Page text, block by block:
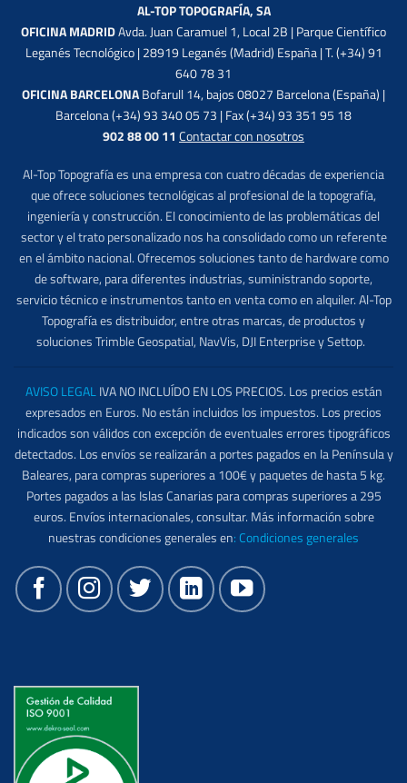
AL-TOP TOPOGRAFÍA, SA
OFICINA MADRIDAvda. Juan Caramuel 1, Local 2B | Parque Científico
Leganés Tecnológico | 28919 Leganés (Madrid) España | T. (+34) 91
640 78 31
OFICINA BARCELONABofarull 14, bajos 08027 Barcelona (España) |
Barcelona (+34) 93 340 05 73 | Fax (+34) 93 351 95 18
902 88 00 11 Contactar con nosotros
Al-Top Topografía es una empresa con cuatro décadas de experiencia
que ofrece soluciones tecnológicas al profesional de la topografía,
ingeniería y construcción. El conocimiento de las problemáticas del
sector y el trato personalizado nos ha consolidado como un referente
en el ámbito nacional. Ofrecemos soluciones tanto de hardware como
de software, para diferentes industrias, suministrando soporte,
servicio técnico e instrumentos tanto en venta como en alquiler. Al-Top
Topografía es distribuidor, entre otras marcas, de productos y
soluciones Trimble Geospatial, NavVis, DJI Enterprise y Settop.
AVISO LEGALIVA NO INCLUÍDO EN LOS PRECIOS. Los precios están
expresados en Euros. No están incluidos los impuestos. Los precios
indicados son válidos con excepción de eventuales errores tipográficos
detectados. Los envíos se realizarán a portes pagados en la Península y
Baleares, para compras superiores a 100€ y paquetes de hasta 5 kg.
Portes pagados a las Islas Canarias para compras superiores a 295
euros. Envíos internacionales, consultar. Más información sobre
nuestras condiciones generales en: Condiciones generales